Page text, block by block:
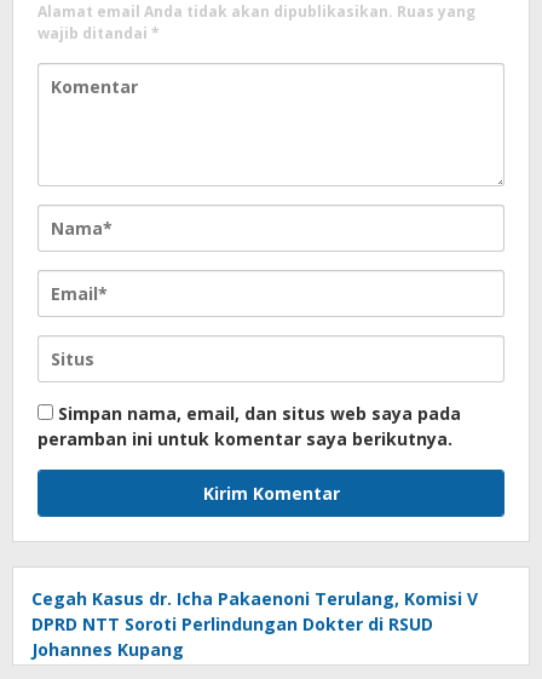
Alamat email Anda tidak akan dipublikasikan. Ruas yang
wajib ditandai *
Simpan nama, email, dan situs web saya pada
peramban ini untuk komentar saya berikutnya.
Cegah Kasus dr. Icha Pakaenoni Terulang, Komisi V
DPRD NTT Soroti Perlindungan Dokter di RSUD
Johannes Kupang